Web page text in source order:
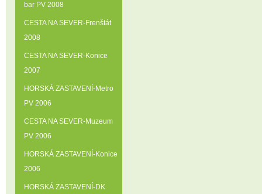
bar PV 2008
CESTA NA SEVER-Frenštát
2008
CESTA NA SEVER-Konice
2007
HORSKÁ ZASTAVENÍ-Metro
PV 2006
CESTA NA SEVER-Muzeum
PV 2006
HORSKÁ ZASTAVENÍ-Konice
2006
HORSKÁ ZASTAVENÍ-DK